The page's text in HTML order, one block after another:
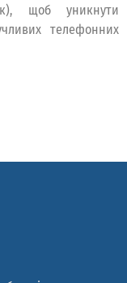
щоб уникнути
телефонних